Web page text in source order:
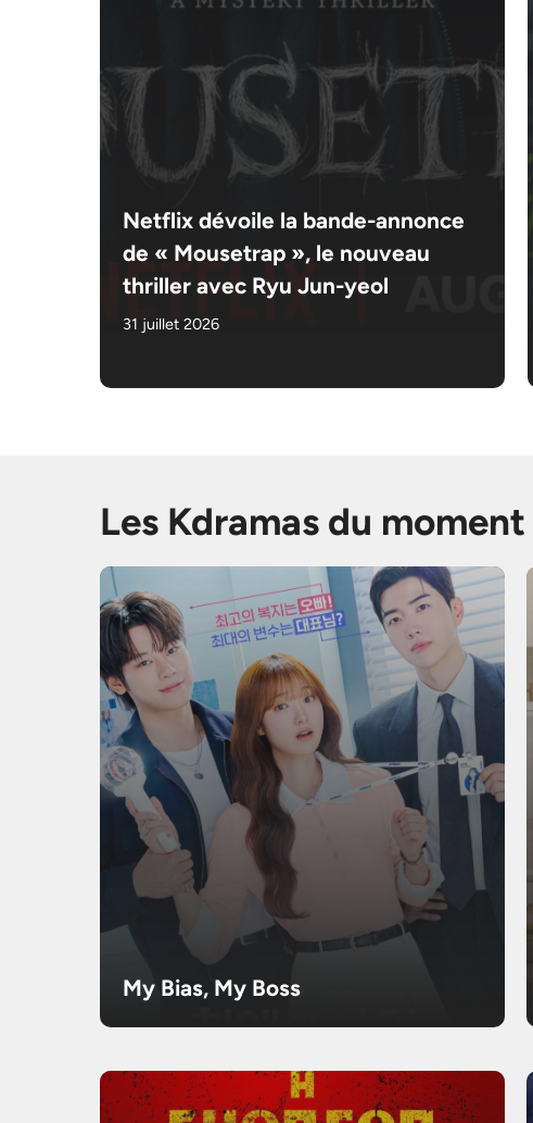
Netflix dévoile la bande-annonce
de « Mousetrap », le nouveau
thriller avec Ryu Jun-yeol
31 juillet 2026
Les Kdramas du moment
My Bias, My Boss